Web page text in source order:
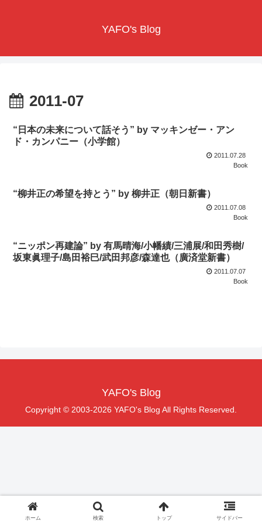
YAFO's Blog
2011-07
“日本の未来について話そう” by マッキンゼー・アン
ド・カンパニー（小学館）
2011.07.28
Book
“柳井正の希望を持とう” by 柳井正（朝日新書）
2011.07.08
Book
“ニッポン再建論” by 有馬晴海/小幡績/三浦展/和田秀樹/
坂東眞理子/島田裕巳/武田邦彦/森達也（廣済堂新書）
2011.07.07
Book
YAFO's Blog
Copyright © 2003-2026 YAFO's Blog All Rights Reserved.
ホーム 検索 トップ サイドバー